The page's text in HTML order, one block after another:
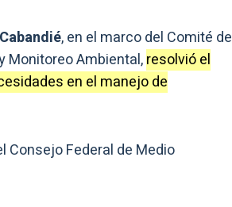
, en el marco del Comité de
Monitoreo Ambiental,resolvió el
en el manejo de
Consejo Federal de Medio